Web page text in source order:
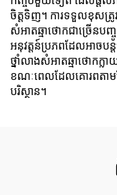
ចិត្តទិញ។ ការទទួលខុសត្រូ
សំអាតឆ្មាថោកជាច្រើនបញ្
អនុវត្តន៍ប្រភពដែលអាចបន្
ថ្នាំលាងសំអាតឆ្មាថោកក្ល
ខណៈពេលដែលគោរពតាម
បរិស្ថាន។